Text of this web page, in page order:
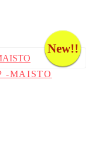
New!!
-MAISTO